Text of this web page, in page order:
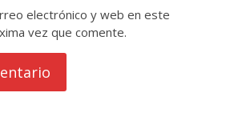
electrónico y web en este
vez que comente.